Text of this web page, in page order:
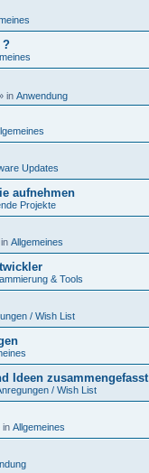
?
in Anwendung
Updates
aufnehmen
Projekte
Allgemeines
& Tools
/ Wish List
Ideen zusammengefasst
/ Wish List
in Allgemeines